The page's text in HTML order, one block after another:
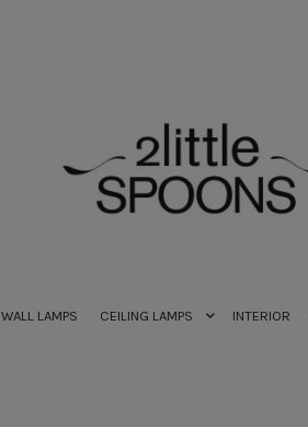
WALL LAMPS CEILING LAMPS INTERIOR